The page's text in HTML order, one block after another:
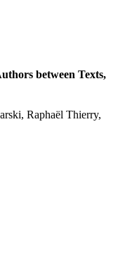
between Texts,
Raphaël Thierry,